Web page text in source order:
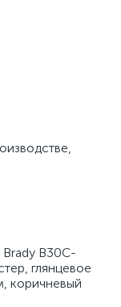
B30C-
глянцевое
коричневый